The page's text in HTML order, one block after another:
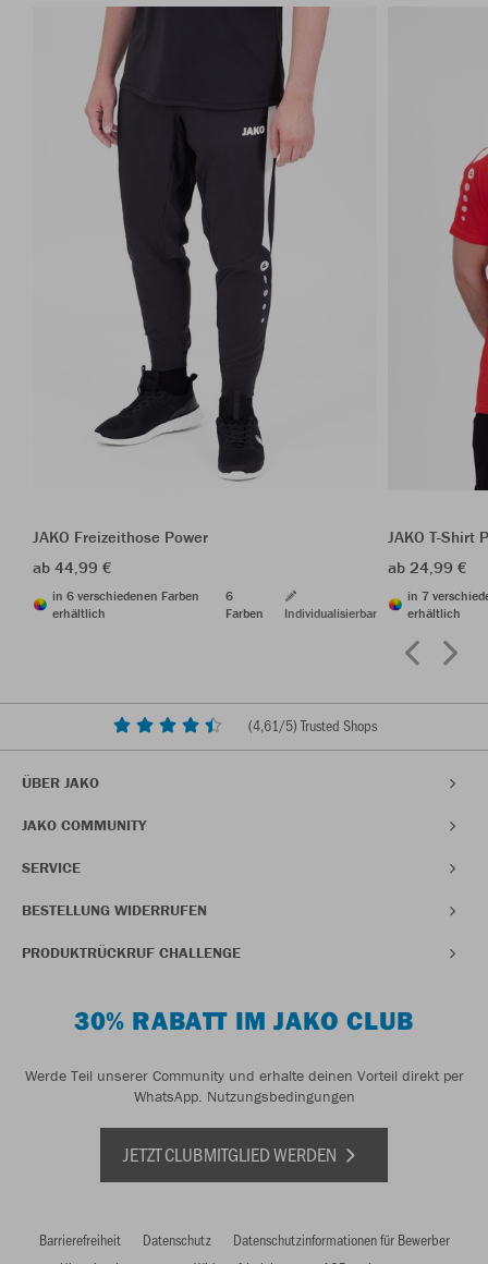
JAKO Freizeithose Power
ab 44,99 €
in 6 verschiedenen Farben
erhältlich
6
Farben
Individualisierbar
JAKO T-Shirt
ab 24,99 €
in 7
erhältlich
(4,61/5) Trusted Shops
ÜBER JAKO
JAKO COMMUNITY
SERVICE
BESTELLUNG WIDERRUFEN
PRODUKTRÜCKRUF CHALLENGE
30% RABATT IM JAKO CLUB
Werde Teil unserer Community und erhalte deinen Vorteil direkt per
WhatsApp. Nutzungsbedingungen
JETZT CLUBMITGLIED WERDEN
Barrierefreiheit Datenschutz
Datenschutzinformationen für Bewerber